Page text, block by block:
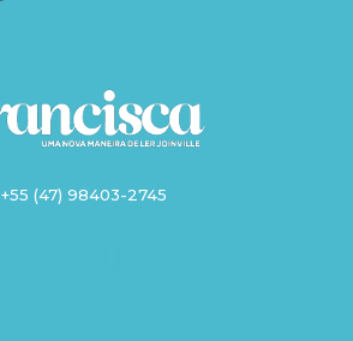
+55 (47) 98403-2745